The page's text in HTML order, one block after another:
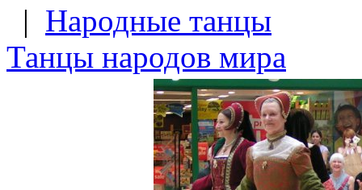
| Народные танцы
Танцы народов мира